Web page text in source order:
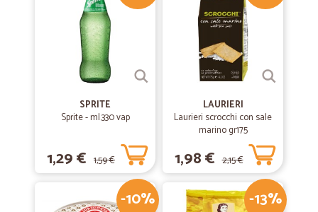
SPRITE
Sprite - ml.330 vap
1,29 € 1,59 €
LAURIERI
Laurieri scrocchi con sale
marino gr175
1,98 € 2,15 €
-10% -13%